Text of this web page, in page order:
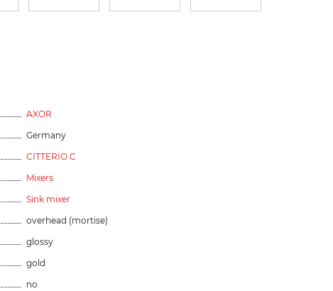
AXOR
Germany
CITTERIO C
Mixers
Sink mixer
overhead (mortise)
glossy
gold
no